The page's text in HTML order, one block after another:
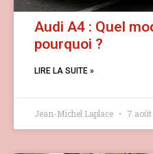
Audi A4 : Quel
pourquoi ?
LIRE LA SUITE »
Jean-Michel Laplace 7